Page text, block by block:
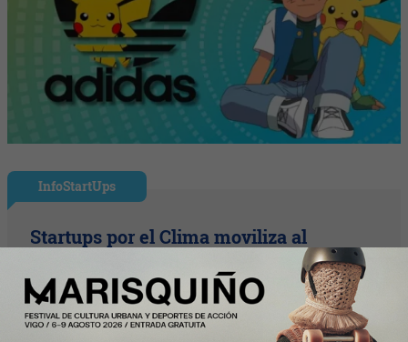
InfoStartUps
Startups por el Clima moviliza al
ecosistema startup para acelerar
soluciones frente a la emergencia
climática